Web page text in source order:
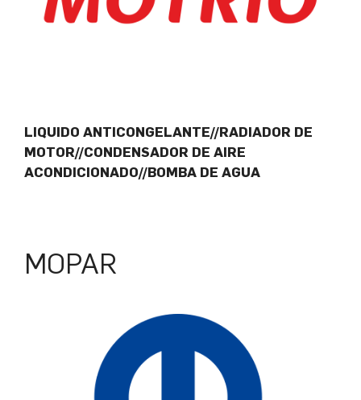
LIQUIDO ANTICONGELANTE//RADIADOR DE
MOTOR//CONDENSADOR DE AIRE
ACONDICIONADO//BOMBA DE AGUA
MOPAR